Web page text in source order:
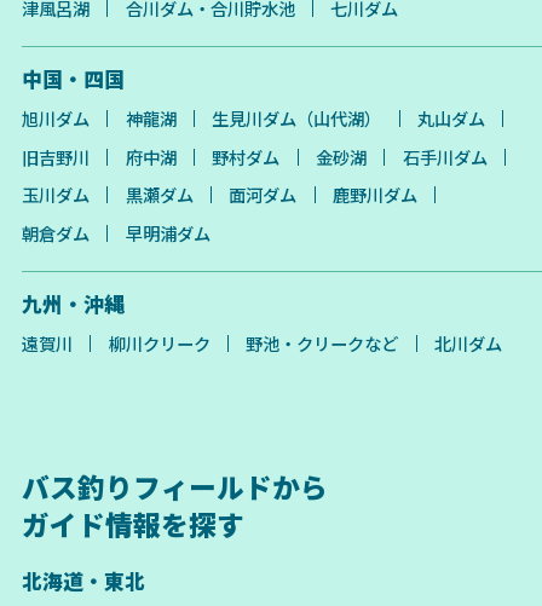
津風呂湖 合川ダム・合川貯水池 七川ダム
中国・四国
旭川ダム 神龍湖 生見川ダム（山代湖）
丸山ダム
旧吉野川
府中湖 野村ダム 金砂湖
石手川ダム
玉川ダム
黒瀬ダム 面河ダム
鹿野川ダム
朝倉ダム
早明浦ダム
九州・沖縄
遠賀川 柳川クリーク 野池・クリークなど 北川ダム
バス釣りフィールドから
ガイド情報を探す
北海道・東北